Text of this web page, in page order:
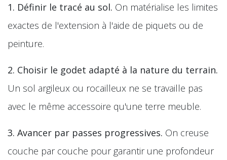
1. Définir le tracé au sol. On matérialise les limites
exactes de l'extension à l'aide de piquets ou de
peinture.
2. Choisir le godet adapté à la nature du terrain.
Un sol argileux ou rocailleux ne se travaille pas
avec le même accessoire qu'une terre meuble.
3. Avancer par passes progressives. On creuse
couche par couche pour garantir une profondeur